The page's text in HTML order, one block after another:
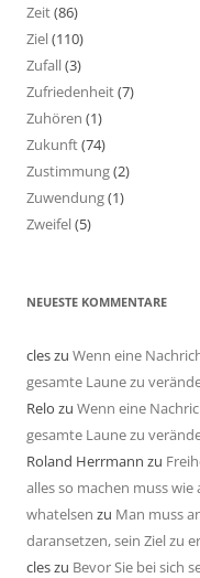
Zeit(86)
Ziel(110)
Zufall(3)
Zufriedenheit(7)
Zuhören (1)
Zukunft(74)
Zustimmung(2)
Zuwendung(1)
Zweifel(5)
NEUESTE KOMMENTARE
cleszu Wenn eine
gesamte Laune zu
Relo zu Wenn eine
gesamte Laune zu
Roland Herrmann zu
alles so machen muss
whatelsen zu Man muss
daransetzen, sein Ziel zu
cleszu Bevor Sie bei sich